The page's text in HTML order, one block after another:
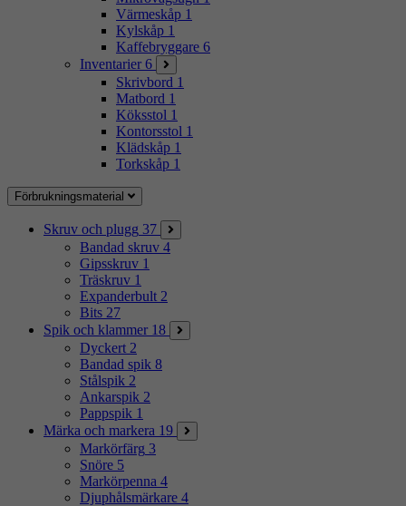
Värmeskåp 1
Kylskåp 1
Kaffebryggare 6
Inventarier 6
Skrivbord 1
Matbord 1
Köksstol 1
Kontorsstol 1
Klädskåp 1
Torkskåp 1
Förbrukningsmaterial
Skruv och plugg 37
Bandad skruv 4
Gipsskruv 1
Träskruv 1
Expanderbult 2
Bits 27
Spik och klammer 18
Dyckert 2
Bandad spik 8
Stålspik 2
Ankarspik 2
Pappspik 1
Märka och markera 19
Markörfärg 3
Snöre 5
Markörpenna 4
Djuphålsmärkare 4